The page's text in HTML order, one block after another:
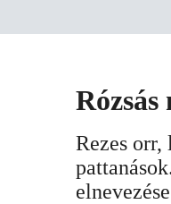
Rezes